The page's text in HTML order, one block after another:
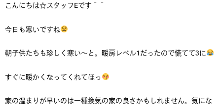
こんにちは☆スタッフEです＾＾
今日も寒いですね
朝子供たちも珍しく寒い～と。暖房レベル1だったので慌てて3に
すぐに暖かくなってくれてほっ
家の温まりが早いのは一種換気の家の良さかもしれません。気にな